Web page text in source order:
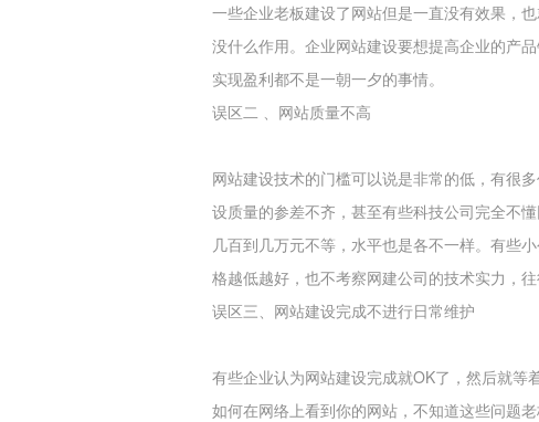
一些企业老板建设了网站但是一直没有效果，
没什么作用。企业网站建设要想提高企业的产
实现盈利都不是一朝一夕的事情。
误区二 、网站质量不高
网站建设技术的门槛可以说是非常的低，有很
设质量的参差不齐，甚至有些科技公司完全不
几百到几万元不等，水平也是各不一样。有些
格越低越好，也不考察网建公司的技术实力，往
误区三、网站建设完成不进行日常维护
有些企业认为网站建设完成就OK了，然后就
如何在网络上看到你的网站，不知道这些问题